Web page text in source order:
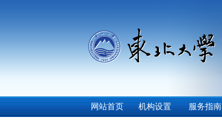
网站首页 机构设置 服务指南